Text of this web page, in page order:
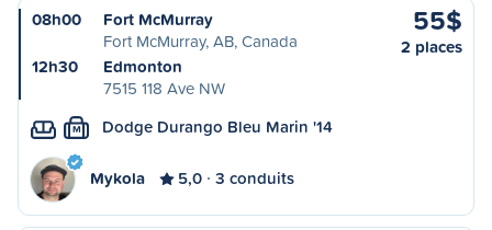
08h00
Fort McMurray
Fort McMurray, AB, Canada
12h30
Edmonton
7515 118 Ave NW
55$
2 places
M Dodge Durango Bleu Marin '14
Mykola 5,0 3 conduits